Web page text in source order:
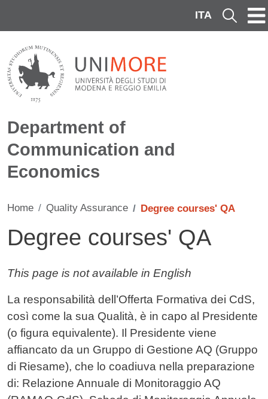
ITA Cerca
Department of
Communication and
Economics
Home Quality Assurance Degree courses' QA
Degree courses' QA
Contenuto
This page is not available in English
La responsabilità dell’Offerta Formativa dei CdS,
così come la sua Qualità, è in capo al Presidente
(o figura equivalente). Il Presidente viene
affiancato da un Gruppo di Gestione AQ (Gruppo
di Riesame), che lo coadiuva nella preparazione
di: Relazione Annuale di Monitoraggio AQ